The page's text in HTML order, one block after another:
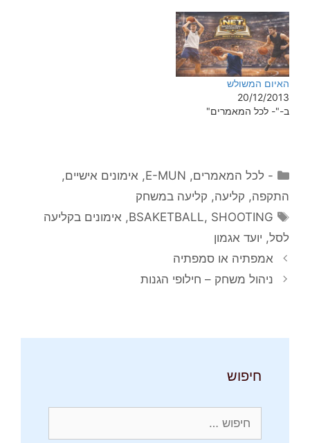
אותו שחקן כל שחקן מגיע
ממקום אחר והמטרה שלו
שונה הדגשים באימון יהיו
שונים בהתאם לרמה
ולמטרה של השחקן
האיום המשולש
20/12/2013
ב-"- לכל המאמרים"
קטגוריות
- לכל המאמרים,
E-MUN
, אימונים אישיים,
התקפה, קליעה, קליעה במשחק
תגיות
BSAKETBALL, SHOOTING
, אימונים בקליעה
לסל, יועד אגמון
אמפתיה או סמפתיה
ניהול משחק – חילופי הגנות
חיפוש